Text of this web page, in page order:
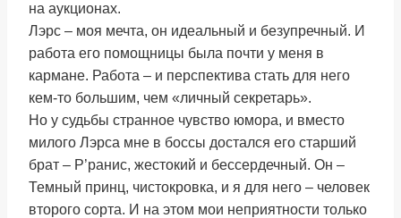
на аукционах.
Лэрс – моя мечта, он идеальный и безупречный. И
работа его помощницы была почти у меня в
кармане. Работа – и перспектива стать для него
кем-то большим, чем «личный секретарь».
Но у судьбы странное чувство юмора, и вместо
милого Лэрса мне в боссы достался его старший
брат – Р’ранис, жестокий и бессердечный. Он –
Темный принц, чистокровка, и я для него – человек
второго сорта. И на этом мои неприятности только